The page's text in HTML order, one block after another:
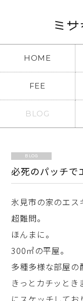
HOME
FEE
BLOG
BLOG
必死のパッチで
氷見市の家のエス
超難問。
ほんまに。
300㎡の平屋。
多種多様な部屋の
きっとカチッとき